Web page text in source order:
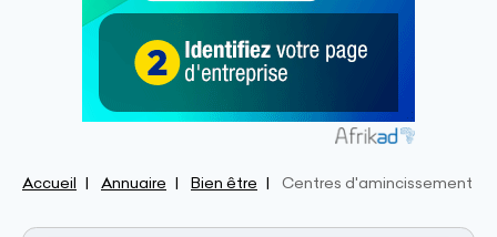
Accueil Annuaire Bien être Centres d'amincissement